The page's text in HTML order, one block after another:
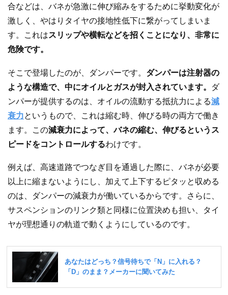
合などは、バネが急激に伸び縮みをするために挙動変化が
激しく、やはりタイヤの接地性低下に繋がってしまいま
す。これはスリップや横転などを招くことになり、非常に
危険です。
そこで登場したのが、ダンパーです。 ダンパーは注射器の
ような構造で、中にオイルとガスが封入されています。
ダ
ンパーが提供するのは、オイルの流動する抵抗力による減
衰力というもので、これは縮む時、伸びる時の両方で働き
ます。この減衰力によって、バネの縮む、伸びるというス
ピードをコントロールするわけです。
例えば、高速道路でつなぎ目を通過した際に、バネが必要
以上に縮まないようにし、加えて上下するピタッと収める
のは、ダンパーの減衰力が働いているからです。さらに、
サスペンションのリンク類と同様に位置決めも担い、タイ
ヤが理想通りの軌道で動くようにしているのです。